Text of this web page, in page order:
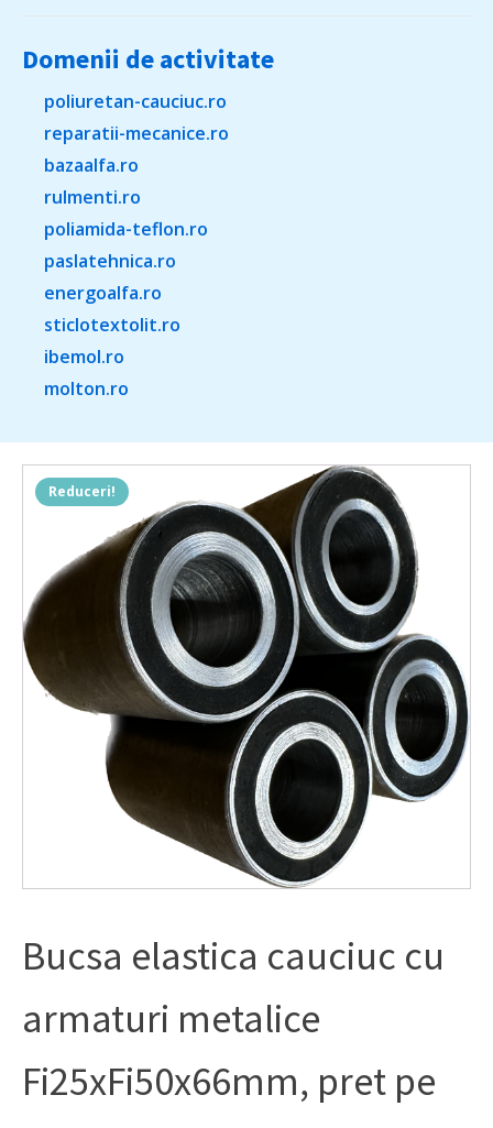
Domenii de activitate
poliuretan-cauciuc.ro
reparatii-mecanice.ro
bazaalfa.ro
rulmenti.ro
poliamida-teflon.ro
paslatehnica.ro
energoalfa.ro
sticlotextolit.ro
ibemol.ro
molton.ro
Reduceri!
Bucsa elastica cauciuc cu
armaturi metalice
Fi25xFi50x66mm, pret pe